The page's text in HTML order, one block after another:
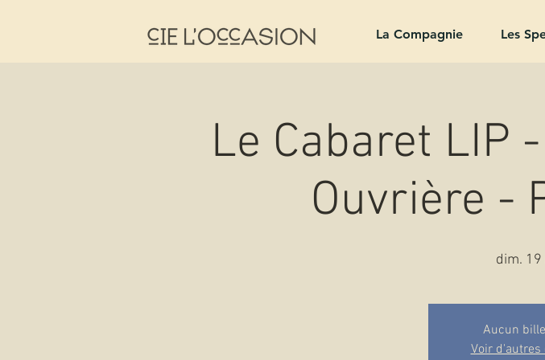
La Compagnie Les
Le Cabaret LIP
Ouvrière -
dim. 19
Aucun
Voir d'autres